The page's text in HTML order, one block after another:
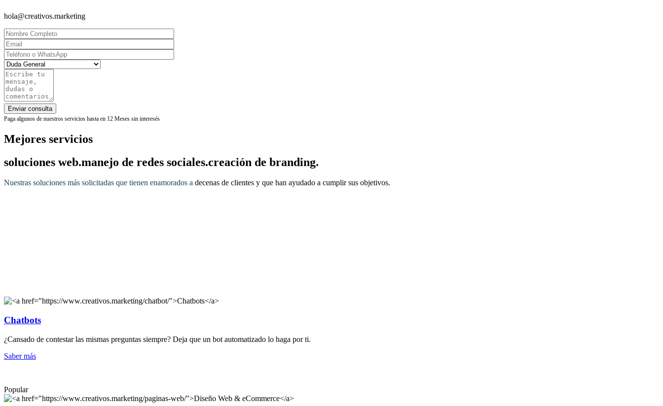
hola@creativos.marketing
Paga algunos de nuestros servicios hasta en 12 Meses sin interesés
Mejores servicios
soluciones web.manejo de redes sociales.creación de branding.
Nuestras soluciones más solicitadas que tienen enamorados a decenas de clientes y que han ayudado a cumplir sus objetivos.
Chatbots
¿Cansado de contestar las mismas preguntas siempre? Deja que un bot automatizado lo haga por ti.
Saber más
Popular